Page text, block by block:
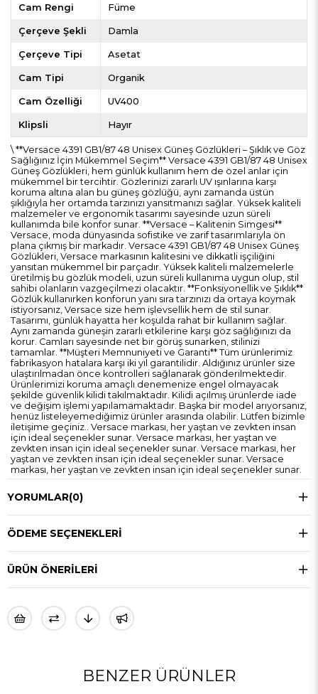
Cam Rengi Füme
Çerçeve Şekli Damla
Çerçeve Tipi Asetat
Cam Tipi Organik
Cam Özelliği UV400
Klipsli Hayır
\ **Versace 4391 GB1/87 48 Unisex Güneş Gözlükleri – Şıklık ve Göz
Sağlığınız İçin Mükemmel Seçim** Versace 4391 GB1/87 48 Unisex
Güneş Gözlükleri, hem günlük kullanım hem de özel anlar için
mükemmel bir tercihtir. Gözlerinizi zararlı UV ışınlarına karşı
koruma altına alan bu güneş gözlüğü, aynı zamanda üstün
şıklığıyla her ortamda tarzınızı yansıtmanızı sağlar. Yüksek kaliteli
malzemeler ve ergonomik tasarımı sayesinde uzun süreli
kullanımda bile konfor sunar. **Versace – Kalitenin Simgesi**
Versace, moda dünyasında sofistike ve zarif tasarımlarıyla ön
plana çıkmış bir markadır. Versace 4391 GB1/87 48 Unisex Güneş
Gözlükleri, Versace markasının kalitesini ve dikkatli işçiliğini
yansıtan mükemmel bir parçadır. Yüksek kaliteli malzemelerle
üretilmiş bu gözlük modeli, uzun süreli kullanıma uygun olup, stil
sahibi olanların vazgeçilmezi olacaktır. **Fonksiyonellik ve Şıklık**
Gözlük kullanırken konforun yanı sıra tarzınızı da ortaya koymak
istiyorsanız, Versace size hem işlevsellik hem de stil sunar.
Tasarımı, günlük hayatta her koşulda rahat bir kullanım sağlar.
Aynı zamanda güneşin zararlı etkilerine karşı göz sağlığınızı da
korur. Camları sayesinde net bir görüş sunarken, stilinizi
tamamlar. **Müşteri Memnuniyeti ve Garanti** Tüm ürünlerimiz
fabrikasyon hatalara karşı iki yıl garantilidir. Aldığınız ürünler size
ulaştırılmadan önce kontrolleri sağlanarak gönderilmektedir.
Ürünlerimizi koruma amaçlı denemenize engel olmayacak
şekilde güvenlik kilidi takılmaktadır. Kilidi açılmış ürünlerde iade
ve değişim işlemi yapılamamaktadır. Başka bir model arıyorsanız,
henüz listeleyemediğimiz ürünler arasında olabilir. Lütfen bizimle
iletişime geçiniz.. Versace markası, her yaştan ve zevkten insan
için ideal seçenekler sunar. Versace markası, her yaştan ve
zevkten insan için ideal seçenekler sunar. Versace markası, her
yaştan ve zevkten insan için ideal seçenekler sunar. Versace
markası, her yaştan ve zevkten insan için ideal seçenekler sunar.
YORUMLAR(0)
ÖDEME SEÇENEKLERI
ÜRÜN ÖNERILERI
BENZER ÜRÜNLER